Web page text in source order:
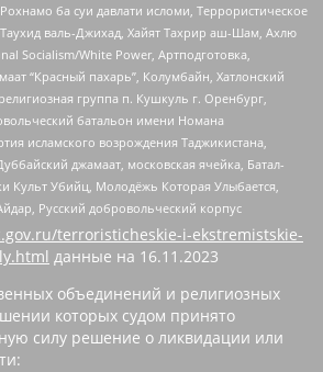
ба суи давлати исломи, Террористическое
валь-Джихад, Хайят Тахрир аш-Шам, Ахлю
Socialism/White Power, Артподготовка,
“Красный пахарь”, Колумбайн, Хатлонский
группа п. Кушкуль г. Оренбург,
батальон имени Номана
исламского возрождения Таджикистана,
джамаат, московская ячейка, Батал-
Культ Убийц, Молодёжь Которая Улыбается,
Русский добровольческий корпус
terroristicheskie-i-ekstremistskie-
данные на 16.11.2023
объединений и религиозных
которых судом принято
силу решение о ликвидации или